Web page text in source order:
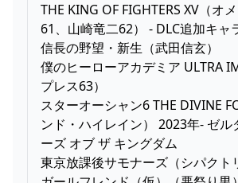
THE KING OF FIGHTERS XV（オ
61、山崎竜二62） - DLC追加キャ
信長の野望・新生（武田信玄）
僕のヒーローアカデミア ULTRA
プレス63）
スターオーシャン6 THE DIVINE
ンド・ハイレイン） 2023年- ゼル
ーズ オブ ザ キングダム
東京放課後サモナーズ（シパクト